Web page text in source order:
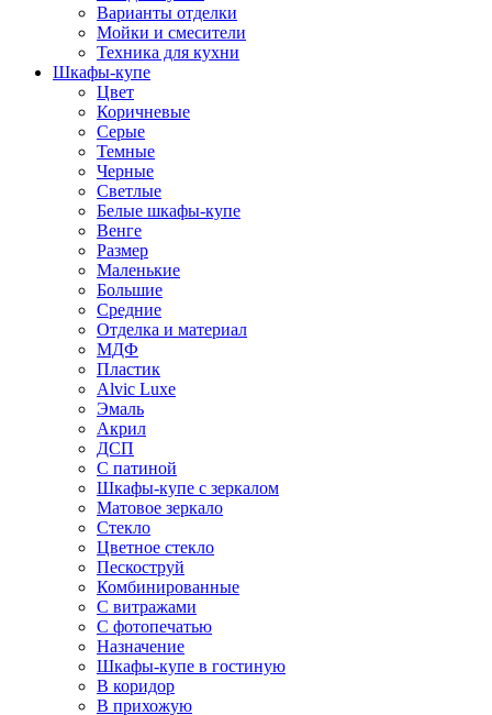
Варианты отделки
Мойки и смесители
Техника для кухни
Шкафы-купе
Цвет
Коричневые
Серые
Темные
Черные
Светлые
Белые шкафы-купе
Венге
Размер
Маленькие
Большие
Средние
Отделка и материал
МДФ
Пластик
Alvic Luxe
Эмаль
Акрил
ДСП
С патиной
Шкафы-купе с зеркалом
Матовое зеркало
Стекло
Цветное стекло
Пескоструй
Комбинированные
С витражами
С фотопечатью
Назначение
Шкафы-купе в гостиную
В коридор
В прихожую